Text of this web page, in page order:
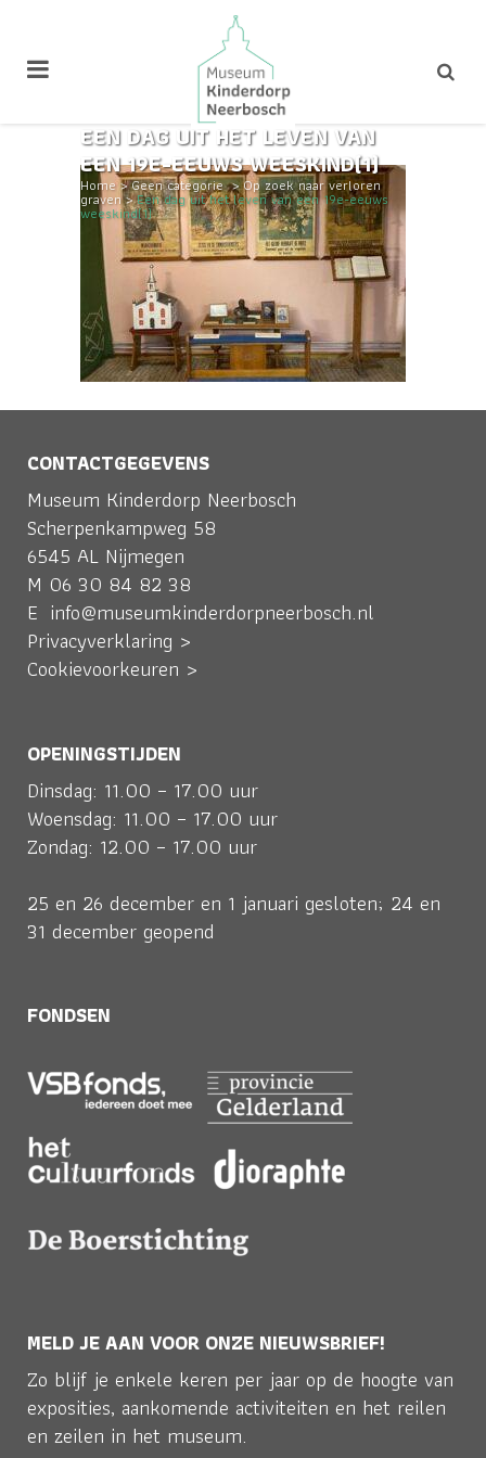
EEN DAG UIT HET LEVEN VAN
EEN 19E-EEUWS WEESKIND(1)
Home>Geen categorie>Op zoek naar verloren
graven>Een dag uit het leven van een 19e-eeuws
weeskind(1)
CONTACTGEGEVENS
Museum Kinderdorp Neerbosch
Scherpenkampweg 58
6545 AL Nijmegen
M 06 30 84 82 38
E info@museumkinderdorpneerbosch.nl
Privacyverklaring >
Cookievoorkeuren >
OPENINGSTIJDEN
Dinsdag: 11.00 – 17.00 uur
Woensdag: 11.00 – 17.00 uur
Zondag: 12.00 – 17.00 uur
25 en 26 december en 1 januari gesloten; 24 en
31 december geopend
FONDSEN
MELD JE AAN VOOR ONZE NIEUWSBRIEF!
Zo blijf je enkele keren per jaar op de hoogte van
exposities, aankomende activiteiten en het reilen
en zeilen in het museum.